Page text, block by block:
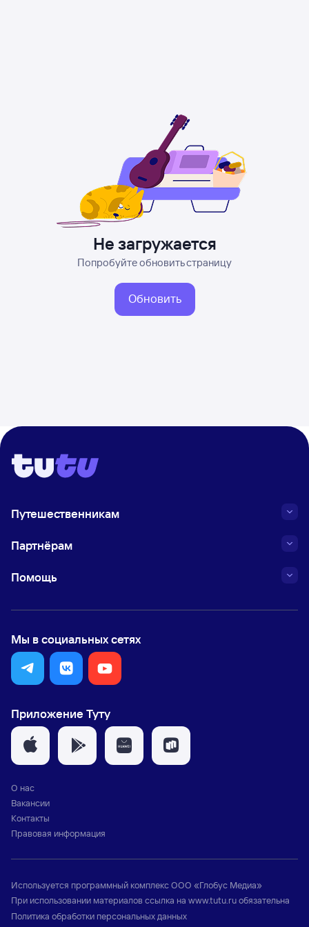
Не загружается
Попробуйте обновить страницу
Обновить
Путешественникам
Партнёрам
Помощь
Мы в социальных сетях
Приложение Туту
О нас
Вакансии
Контакты
Правовая информация
Используется программный комплексООО «Глобус Медиа»
При использовании материалов ссылка на www.tutu.ruобязательна
Политика обработки персональных данных